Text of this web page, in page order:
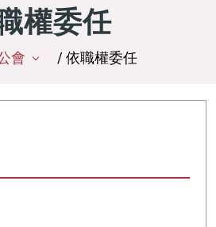
權委任
會 / 依職權委任